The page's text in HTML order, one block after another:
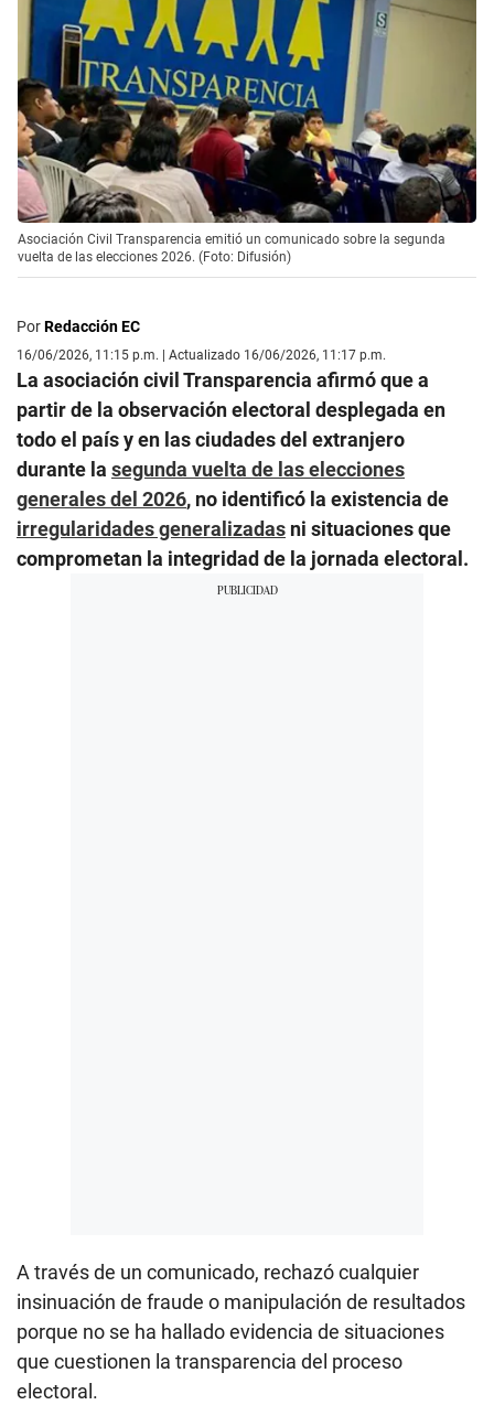
Asociación Civil Transparencia emitió un comunicado sobre la segunda
vuelta de las elecciones 2026. (Foto: Difusión)
PorRedacción EC
16/06/2026, 11:15 p.m. | Actualizado 16/06/2026, 11:17 p.m.
La asociación civil Transparencia afirmó que a
partir de la observación electoral desplegada en
todo el país y en las ciudades del extranjero
durante la segunda vuelta de las elecciones
generales del 2026, no identificó la existencia de
irregularidades generalizadas ni situaciones que
comprometan la integridad de la jornada electoral.
A través de un comunicado, rechazó cualquier
insinuación de fraude o manipulación de resultados
porque no se ha hallado evidencia de situaciones
que cuestionen la transparencia del proceso
electoral.